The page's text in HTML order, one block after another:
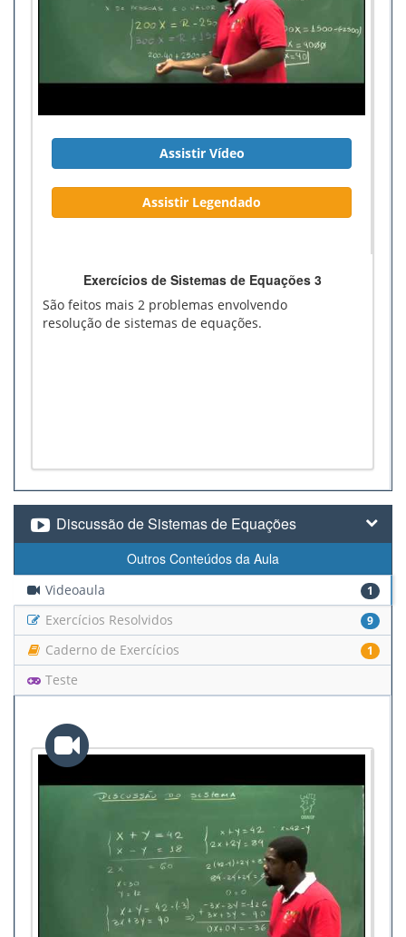
Assistir Vídeo
Assistir Legendado
Exercícios de Sistemas de Equações 3
São feitos mais 2 problemas envolvendo
resolução de sistemas de equações.
Discussão de Sistemas de Equações
Outros Conteúdos da Aula
Videoaula 1
Exercícios Resolvidos 9
Caderno de Exercícios 1
Teste